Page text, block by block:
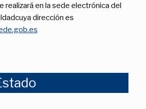
realizará en la sede electrónica del
dirección es